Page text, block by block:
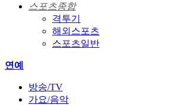
스포츠종합
격투기
해외스포츠
스포츠일반
연예
방송/TV
가요/음악